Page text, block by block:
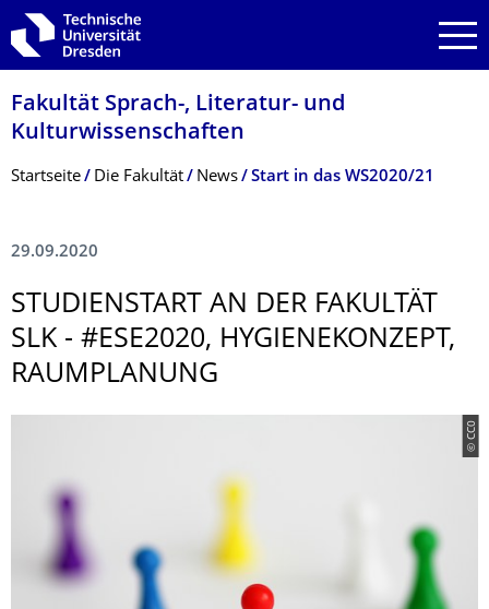
Zur Hauptnavigation springen
Zur Suche springen
Zum Inhalt springen
Fakultät Sprach-, Literatur- und
Kulturwissenschaf­ten
Breadcrumb-Menü
Startseite Die Fakultät News Start in das WS2020/21
29.09.2020
STUDIENSTART AN DER FAKULTÄT
SLK - #ESE2020, HYGIENEKONZEPT,
RAUMPLANUNG
© CC0